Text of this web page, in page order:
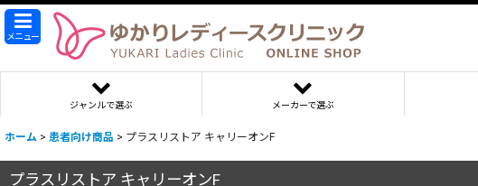
メニュー
ジャンルで選ぶ メーカーで選ぶ
ホーム > 患者向け商品 > プラスリストア キャリーオンF
プラスリストア キャリーオンF